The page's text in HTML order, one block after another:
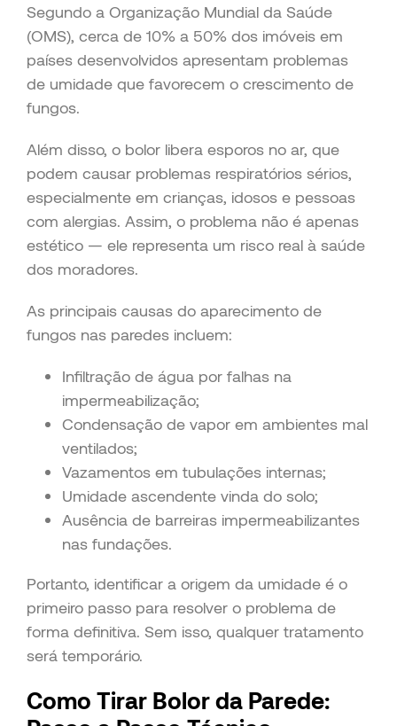
Segundo a Organização Mundial da Saúde
(OMS), cerca de 10% a 50% dos imóveis em
países desenvolvidos apresentam problemas
de umidade que favorecem o crescimento de
fungos.
Além disso, o bolor libera esporos no ar, que
podem causar problemas respiratórios sérios,
especialmente em crianças, idosos e pessoas
com alergias. Assim, o problema não é apenas
estético — ele representa um risco real à saúde
dos moradores.
As principais causas do aparecimento de
fungos nas paredes incluem:
Infiltração de água por falhas na
impermeabilização;
Condensação de vapor em ambientes mal
ventilados;
Vazamentos em tubulações internas;
Umidade ascendente vinda do solo;
Ausência de barreiras impermeabilizantes
nas fundações.
Portanto, identificar a origem da umidade é o
primeiro passo para resolver o problema de
forma definitiva. Sem isso, qualquer tratamento
será temporário.
Como Tirar Bolor da Parede: